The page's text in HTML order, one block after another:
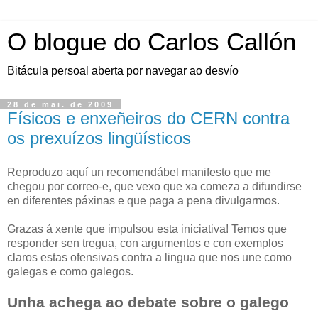
O blogue do Carlos Callón
Bitácula persoal aberta por navegar ao desvío
28 de mai. de 2009
Físicos e enxeñeiros do CERN contra
os prexuízos lingüísticos
Reproduzo aquí un recomendábel manifesto que me
chegou por correo-e, que vexo que xa comeza a difundirse
en diferentes páxinas e que paga a pena divulgarmos.
Grazas á xente que impulsou esta iniciativa! Temos que
responder sen tregua, con argumentos e con exemplos
claros estas ofensivas contra a lingua que nos une como
galegas e como galegos.
Unha achega ao debate sobre o galego